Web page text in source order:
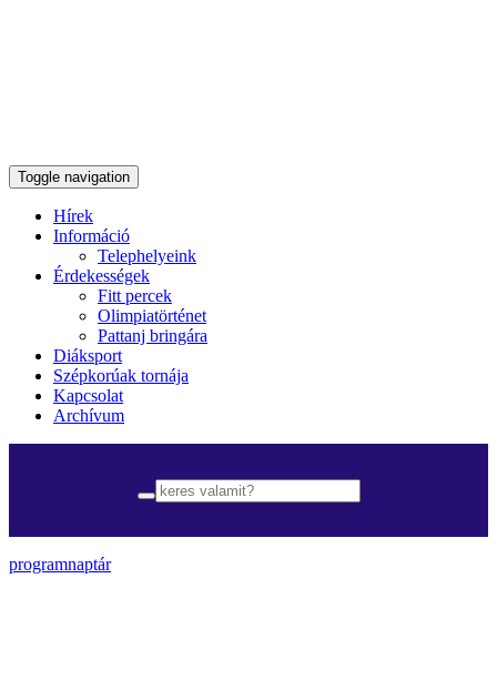
Toggle navigation
Hírek
Információ
Telephelyeink
Érdekességek
Fitt percek
Olimpiatörténet
Pattanj bringára
Diáksport
Szépkorúak tornája
Kapcsolat
Archívum
programnaptár